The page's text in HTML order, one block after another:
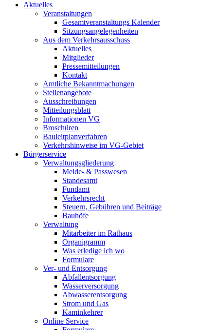
Aktuelles
Veranstaltungen
Gesamtveranstaltungs Kalender
Sitzungsangelegenheiten
Aus dem Verkehrsausschuss
Aktuelles
Mitglieder
Pressemitteilungen
Kontakt
Amtliche Bekanntmachungen
Stellenangebote
Ausschreibungen
Mitteilungsblatt
Informationen VG
Broschüren
Bauleitplanverfahren
Verkehrshinweise im VG-Gebiet
Bürgerservice
Verwaltungsgliederung
Melde- & Passwesen
Standesamt
Fundamt
Verkehrsrecht
Steuern, Gebühren und Beiträge
Bauhöfe
Verwaltung
Mitarbeiter im Rathaus
Organigramm
Was erledige ich wo
Formulare
Ver- und Entsorgung
Abfallentsorgung
Wasserversorgung
Abwasserentsorgung
Strom und Gas
Kaminkehrer
Online Service